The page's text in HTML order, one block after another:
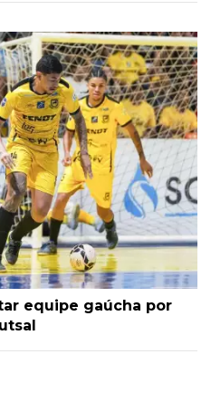
equipe gaúcha por